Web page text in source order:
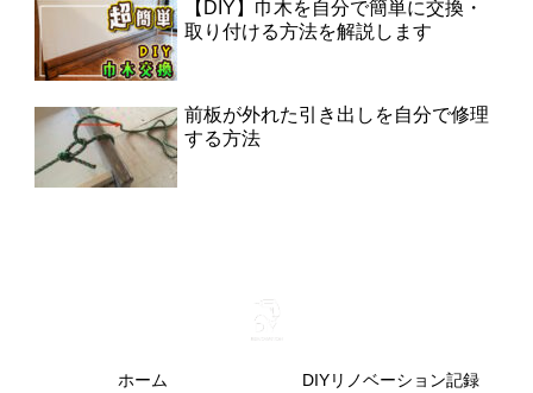
【DIY】巾木を自分で簡単に交換・
取り付ける方法を解説します
前板が外れた引き出しを自分で修理
する方法
ホーム DIYリノベーション記録